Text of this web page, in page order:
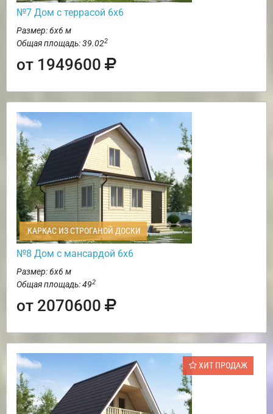
№7 Дом с террасой 6х6
Размер: 6х6 м
Общая площадь: 39.022
от 1949600
КАРКАС ИЗ СТРОГАНОЙ ДОСКИ
№8 Дом с мансардой 6х6
Размер: 6х6 м
Общая площадь: 492
от 2070600
ХИТ ПРОДАЖ